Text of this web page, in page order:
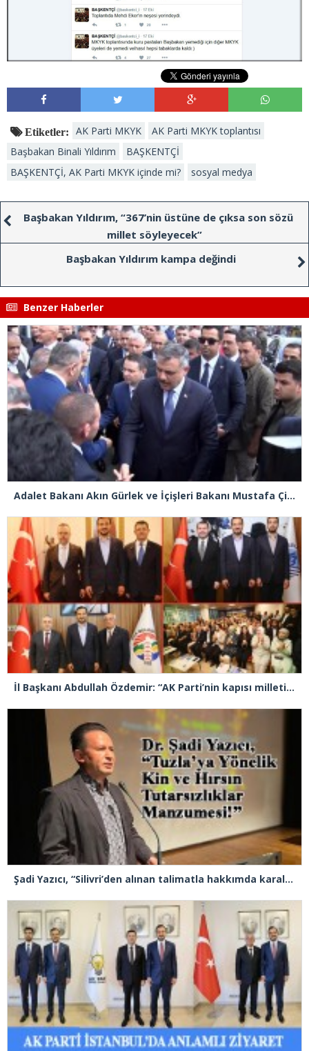
Etiketler: AK Parti MKYK
AK Parti MKYK toplantısı
Başbakan Binali Yıldırım
BAŞKENTÇİ
BAŞKENTÇİ, AK Parti MKYK içinde mi?
sosyal medya
Başbakan Yıldırım, “367’nin üstüne de çıksa son sözü
millet söyleyecek”
Başbakan Yıldırım kampa değindi
Benzer Haberler
Adalet Bakanı Akın Gürlek ve İçişleri Bakanı Mustafa Çiftçi Esenyurt’ta
İl Başkanı Abdullah Özdemir: “AK Parti’nin kapısı milletine hizmet etmek isteyen herkese açıktır”
Şadi Yazıcı, “Silivri’den alınan talimatla hakkımda karalama kampanyası yürütülüyor”